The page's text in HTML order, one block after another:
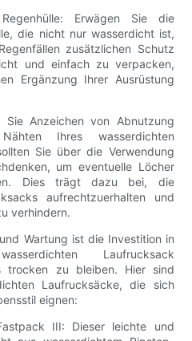
Erwägen Sie die
die nicht nur wasserdicht ist,
zusätzlichen Schutz
und einfach zu verpacken,
Ergänzung Ihrer Ausrüstung
Sie Anzeichen von Abnutzung
Ihres wasserdichten
Sie über die Verwendung
um eventuelle Löcher
Dies trägt dazu bei, die
aufrechtzuerhalten und
verhindern.
Wartung ist die Investition in
Laufrucksack
trocken zu bleiben. Hier sind
Laufrucksäcke, die sich
eignen:
III: Dieser leichte und